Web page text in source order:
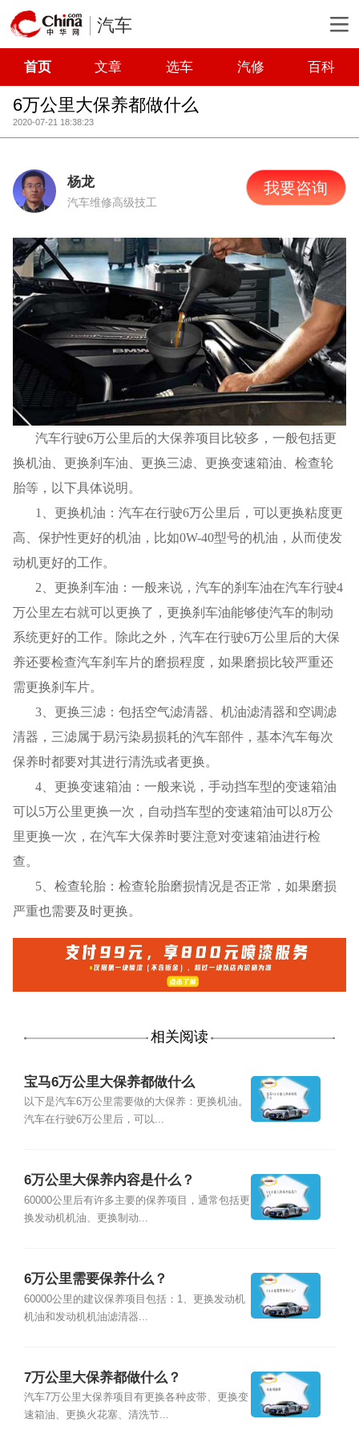
汽车
首页 文章 选车 汽修 百科
6万公里大保养都做什么
2020-07-21 18:38:23
杨龙
汽车维修高级技工
我要咨询
汽车行驶6万公里后的大保养项目比较多，一般包括更
换机油、更换刹车油、更换三滤、更换变速箱油、检查轮
胎等，以下具体说明。
1
、更换机油：汽车在行驶6万公里后，可以更换粘度更
高、保护性更好的机油，比如0W-40型号的机油，从而使发
动机更好的工作。
2 、更换刹车油：一般来说，汽车的刹车油在汽车行驶4
万公里左右就可以更换了，更换刹车油能够使汽车的制动
系统更好的工作。除此之外，汽车在行驶6万公里后的大保
养还要检查汽车刹车片的磨损程度，如果磨损比较严重还
需更换刹车片。
3 、更换三滤：包括空气滤清器、机油滤清器和空调滤
清器，三滤属于易污染易损耗的汽车部件，基本汽车每次
保养时都要对其进行清洗或者更换。
4 、更换变速箱油：一般来说，手动挡车型的变速箱油
可以5万公里更换一次，自动挡车型的变速箱油可以8万公
里更换一次，在汽车大保养时要注意对变速箱油进行检
查。
5 、检查轮胎：检查轮胎磨损情况是否正常，如果磨损
严重也需要及时更换。
相关阅读
宝马6万公里大保养都做什么
以下是汽车6万公里需要做的大保养：更换机油。
汽车在行驶6万公里后，可以...
6万公里大保养内容是什么？
60000公里后有许多主要的保养项目，通常包括更
换发动机机油、更换制动...
6万公里需要保养什么？
60000公里的建议保养项目包括：1、更换发动机
机油和发动机机油滤清器...
7万公里大保养都做什么？
汽车7万公里大保养项目有更换各种皮带、更换变
速箱油、更换火花塞、清洗节...